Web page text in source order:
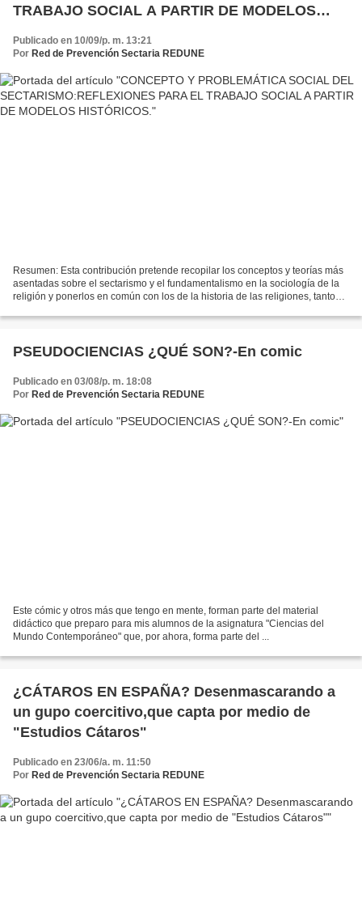
TRABAJO SOCIAL A PARTIR DE MODELOS
Publicado en 10/09/p. m. 13:21
Por Red de Prevención Sectaria REDUNE
Resumen: Esta contribución pretende recopilar los conceptos y teorías más
asentadas sobre el sectarismo y el fundamentalismo en la sociología de la
religión y ponerlos en común con los de la historia de las religiones, tanto
PSEUDOCIENCIAS ¿QUÉ SON?-En comic
Publicado en 03/08/p. m. 18:08
Por Red de Prevención Sectaria REDUNE
Este cómic y otros más que tengo en mente, forman parte del material
didáctico que preparo para mis alumnos de la asignatura "Ciencias del
Mundo Contemporáneo" que, por ahora, forma parte del ...
¿CÁTAROS EN ESPAÑA? Desenmascarando a
un gupo coercitivo,que capta por medio de
"Estudios Cátaros"
Publicado en 23/06/a. m. 11:50
Por Red de Prevención Sectaria REDUNE